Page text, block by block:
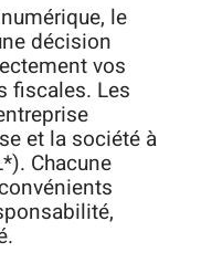
le
décision
vos
fiscales. Les
et la société à
Chacune